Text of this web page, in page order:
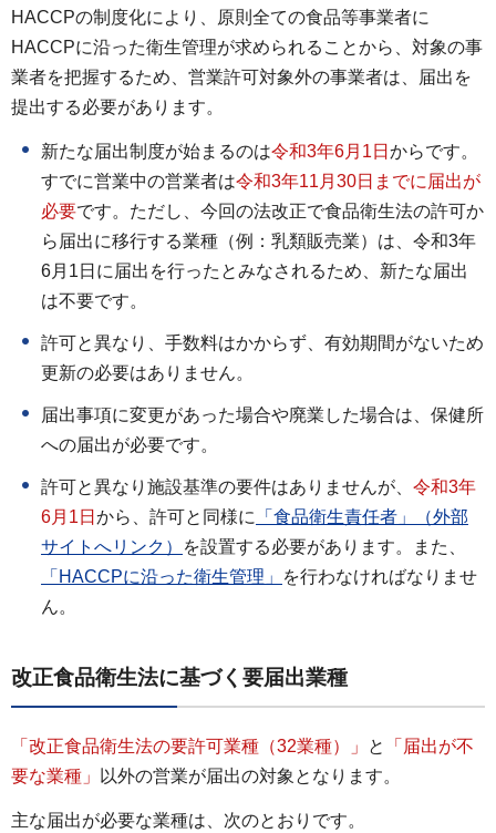
HACCPの制度化により、原則全ての食品等事業者に
HACCPに沿った衛生管理が求められることから、対象の事
業者を把握するため、営業許可対象外の事業者は、届出を
提出する必要があります。
新たな届出制度が始まるのは令和3年6月1日 からです。
すでに営業中の営業者は令和3年11月30日までに届出が
必要です。ただし、今回の法改正で食品衛生法の許可か
ら届出に移行する業種（例：乳類販売業）は、令和3年
6月1日に届出を行ったとみなされるため、新たな届出
は不要です。
許可と異なり、手数料はかからず、有効期間がないため
更新の必要はありません。
届出事項に変更があった場合や廃業した場合は、保健所
への届出が必要です。
許可と異なり施設基準の要件はありませんが、 令和3年
6月1日 から、許可と同様に
「食品衛生責任者」（外部
サイトへリンク）
を設置する必要があります。また、
「HACCPに沿った衛生管理」
を行わなければなりませ
ん。
改正食品衛生法に基づく要届出業種
「改正食品衛生法の要許可業種（32業種）」 と
「届出が不
要な業種」
以外の営業が届出の対象となります。
主な届出が必要な業種は、次のとおりです。